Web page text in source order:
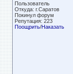
Пользователь
Откуда: г.Саратов
Покинул форум
Репутация: 223
Поощрить/Наказать